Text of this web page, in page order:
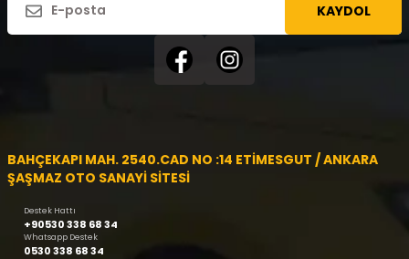
KAYDOL
BAHÇEKAPI MAH. 2540.CAD NO :14 ETİMESGUT / ANKARA
ŞAŞMAZ OTO SANAYİ SİTESİ
Destek Hattı
+90530 338 68 34
Whatsapp Destek
0530 338 68 34